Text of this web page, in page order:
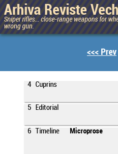
Arhiva Reviste
Sniper rifles... close-range weapons for
wrong gun.
<<< Prev
4 Cuprins
5 Editorial
6
Timeline Microprose